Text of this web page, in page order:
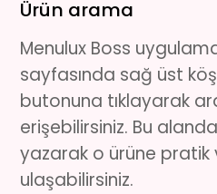
Ürün arama
Menulux Boss
sayfasında sağ üst
butonuna tıklayarak
erişebilirsiniz. Bu
yazarak o ürüne pratik
ulaşabilirsiniz.